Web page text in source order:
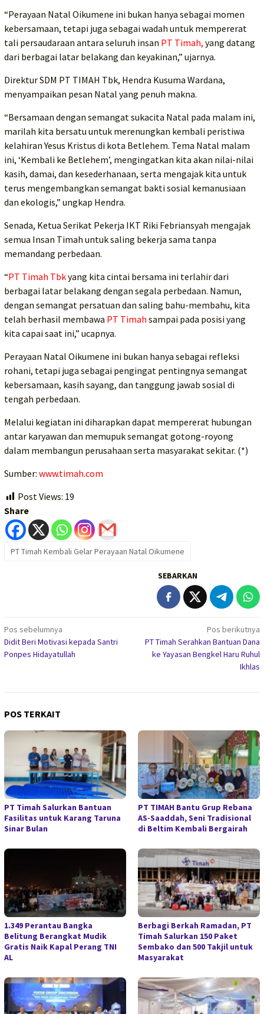
“Perayaan Natal Oikumene ini bukan hanya sebagai momen
kebersamaan, tetapi juga sebagai wadah untuk mempererat
tali persaudaraan antara seluruh insan PT Timah, yang datang
dari berbagai latar belakang dan keyakinan,” ujarnya.
Direktur SDM PT TIMAH Tbk, Hendra Kusuma Wardana,
menyampaikan pesan Natal yang penuh makna.
“Bersamaan dengan semangat sukacita Natal pada malam ini,
marilah kita bersatu untuk merenungkan kembali peristiwa
kelahiran Yesus Kristus di kota Betlehem. Tema Natal malam
ini, ‘Kembali ke Betlehem’, mengingatkan kita akan nilai-nilai
kasih, damai, dan kesederhanaan, serta mengajak kita untuk
terus mengembangkan semangat bakti sosial kemanusiaan
dan ekologis,” ungkap Hendra.
Senada, Ketua Serikat Pekerja IKT Riki Febriansyah mengajak
semua Insan Timah untuk saling bekerja sama tanpa
memandang perbedaan.
“PT Timah Tbkyang kita cintai bersama ini terlahir dari
berbagai latar belakang dengan segala perbedaan. Namun,
dengan semangat persatuan dan saling bahu-membahu, kita
telah berhasil membawa PT Timah sampai pada posisi yang
kita capai saat ini,” ucapnya.
Perayaan Natal Oikumene ini bukan hanya sebagai refleksi
rohani, tetapi juga sebagai pengingat pentingnya semangat
kebersamaan, kasih sayang, dan tanggung jawab sosial di
tengah perbedaan.
Melalui kegiatan ini diharapkan dapat mempererat hubungan
antar karyawan dan memupuk semangat gotong-royong
dalam membangun perusahaan serta masyarakat sekitar. (*)
Sumber: www.timah.com
Post Views: 19
Share
PT Timah Kembali Gelar Perayaan Natal Oikumene
SEBARKAN
Navigasi
pos
Pos sebelumnya
Didit Beri Motivasi kepada Santri
Ponpes Hidayatullah
Pos berikutnya
PT Timah Serahkan Bantuan Dana
ke Yayasan Bengkel Haru Ruhul
Ikhlas
POS TERKAIT
PT Timah Salurkan Bantuan
Fasilitas untuk Karang Taruna
Sinar Bulan
PT TIMAH Bantu Grup Rebana
AS-Saaddah, Seni Tradisional
di Beltim Kembali Bergairah
1.349 Perantau Bangka
Belitung Berangkat Mudik
Gratis Naik Kapal Perang TNI
AL
Berbagi Berkah Ramadan, PT
Timah Salurkan 150 Paket
Sembako dan 500 Takjil untuk
Masyarakat